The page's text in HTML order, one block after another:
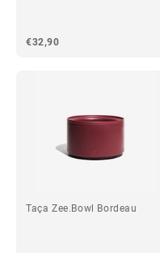
€32,90
Taça Zee.Bowl Bordeau